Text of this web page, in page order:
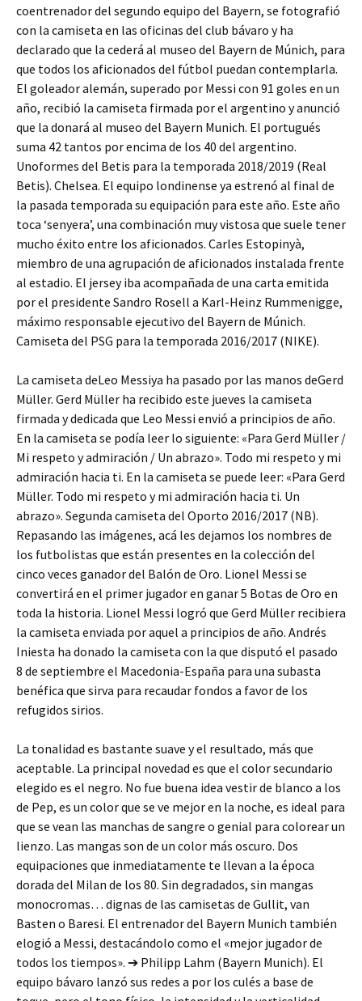
coentrenador del segundo equipo del Bayern, se fotografió
con la camiseta en las oficinas del club bávaro y ha
declarado que la cederá al museo del Bayern de Múnich, para
que todos los aficionados del fútbol puedan contemplarla.
El goleador alemán, superado por Messi con 91 goles en un
año, recibió la camiseta firmada por el argentino y anunció
que la donará al museo del Bayern Munich. El portugués
suma 42 tantos por encima de los 40 del argentino.
Unoformes del Betis para la temporada 2018/2019 (Real
Betis). Chelsea. El equipo londinense ya estrenó al final de
la pasada temporada su equipación para este año. Este año
toca ‘senyera’, una combinación muy vistosa que suele tener
mucho éxito entre los aficionados. Carles Estopinyà,
miembro de una agrupación de aficionados instalada frente
al estadio. El jersey iba acompañada de una carta emitida
por el presidente Sandro Rosell a Karl-Heinz Rummenigge,
máximo responsable ejecutivo del Bayern de Múnich.
Camiseta del PSG para la temporada 2016/2017 (NIKE).
La camiseta deLeo Messiya ha pasado por las manos deGerd
Müller. Gerd Müller ha recibido este jueves la camiseta
firmada y dedicada que Leo Messi envió a principios de año.
En la camiseta se podía leer lo siguiente: «Para Gerd Müller /
Mi respeto y admiración / Un abrazo». Todo mi respeto y mi
admiración hacia ti. En la camiseta se puede leer: «Para Gerd
Müller. Todo mi respeto y mi admiración hacia ti. Un
abrazo». Segunda camiseta del Oporto 2016/2017 (NB).
Repasando las imágenes, acá les dejamos los nombres de
los futbolistas que están presentes en la colección del
cinco veces ganador del Balón de Oro. Lionel Messi se
convertirá en el primer jugador en ganar 5 Botas de Oro en
toda la historia. Lionel Messi logró que Gerd Müller recibiera
la camiseta enviada por aquel a principios de año. Andrés
Iniesta ha donado la camiseta con la que disputó el pasado
8 de septiembre el Macedonia-España para una subasta
benéfica que sirva para recaudar fondos a favor de los
refugidos sirios.
La tonalidad es bastante suave y el resultado, más que
aceptable. La principal novedad es que el color secundario
elegido es el negro. No fue buena idea vestir de blanco a los
de Pep, es un color que se ve mejor en la noche, es ideal para
que se vean las manchas de sangre o genial para colorear un
lienzo. Las mangas son de un color más oscuro. Dos
equipaciones que inmediatamente te llevan a la época
dorada del Milan de los 80. Sin degradados, sin mangas
monocromas… dignas de las camisetas de Gullit, van
Basten o Baresi. El entrenador del Bayern Munich también
elogió a Messi, destacándolo como el «mejor jugador de
todos los tiempos». ➔ Philipp Lahm (Bayern Munich). El
equipo bávaro lanzó sus redes a por los culés a base de